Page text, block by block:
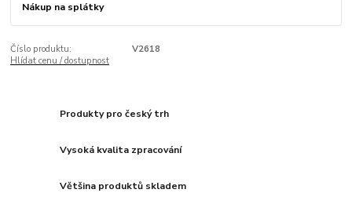
Nákup na splátky
Číslo produktu:
V2618
Hlídat cenu / dostupnost
Produkty pro český trh
Vysoká kvalita zpracování
Většina produktů skladem